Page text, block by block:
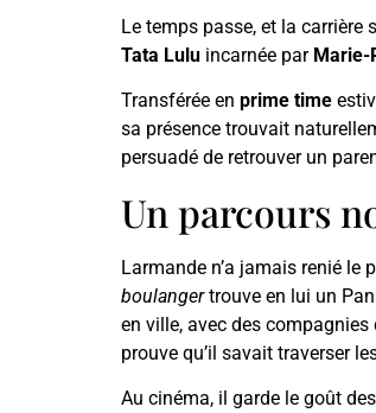
Le temps passe, et la carrière
Tata Lulu incarnée par Marie-
Transférée en prime time
sa présence trouvait
persuadé de retrouver un
Un parcours
Larmande n’a jamais renié le
boulangertrouve en lui un
en ville, avec des compagnies
prouve qu’il savait traverser
Au cinéma, il garde le goût